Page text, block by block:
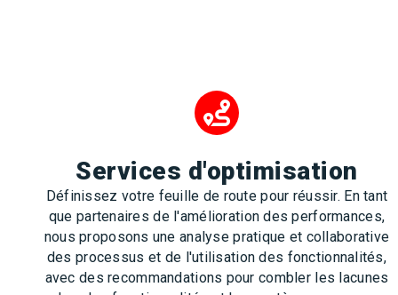
Services d'optimisation
Définissez votre feuille de route pour réussir. En tant
que partenaires de l'amélioration des performances,
nous proposons une analyse pratique et collaborative
des processus et de l'utilisation des fonctionnalités,
avec des recommandations pour combler les lacunes